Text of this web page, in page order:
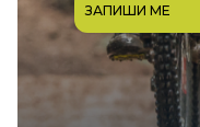
ЗАПИШИ МЕ